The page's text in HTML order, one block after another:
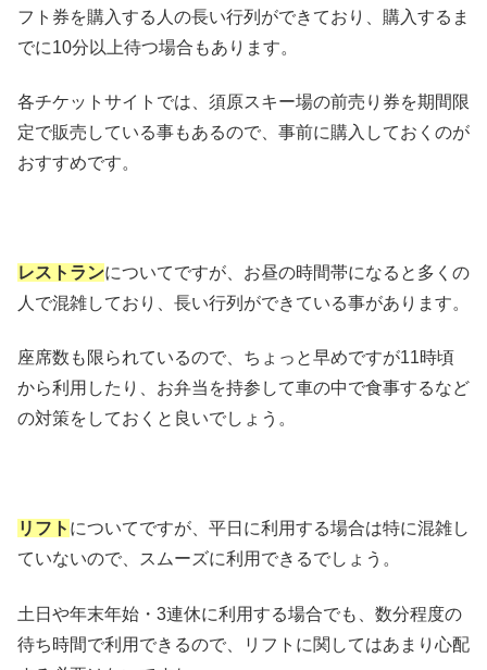
フト券を購入する人の長い行列ができており、購入するま
でに10分以上待つ場合もあります。
各チケットサイトでは、須原スキー場の前売り券を期間限
定で販売している事もあるので、事前に購入しておくのが
おすすめです。
レストランについてですが、お昼の時間帯になると多くの
人で混雑しており、長い行列ができている事があります。
座席数も限られているので、ちょっと早めですが11時頃
から利用したり、お弁当を持参して車の中で食事するなど
の対策をしておくと良いでしょう。
リフト についてですが、平日に利用する場合は特に混雑し
ていないので、スムーズに利用できるでしょう。
土日や年末年始・3連休に利用する場合でも、数分程度の
待ち時間で利用できるので、リフトに関してはあまり心配